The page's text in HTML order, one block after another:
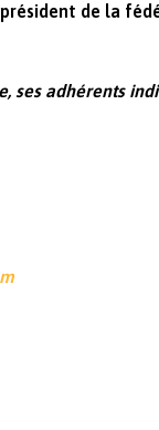
président de la
ses adhérents